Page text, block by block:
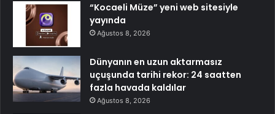
“Kocaeli Müze” yeni web sitesiyle
yayında
Ağustos 8, 2026
Dünyanın en uzun aktarmasız
uçuşunda tarihi rekor: 24 saatten
fazla havada kaldılar
Ağustos 8, 2026